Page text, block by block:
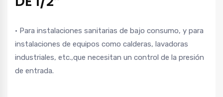
• Para instalaciones sanitarias de bajo consumo, y para
instalaciones de equipos como calderas, lavadoras
industriales, etc.,que necesitan un control de la presión
de entrada.